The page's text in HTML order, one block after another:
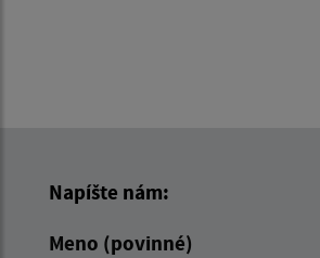
Napíšte nám:
Meno (povinné)